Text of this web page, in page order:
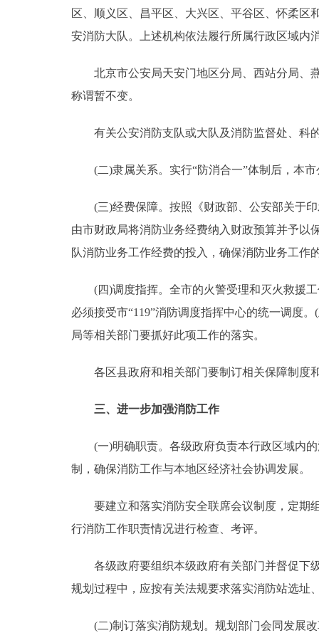
绿色北京
ESPAÑOL
区、顺义区、昌平区、大兴区、平谷区、怀柔
安消防大队。上述机构依法履行所属行政区域内
北京市公安局天安门地区分局、西站分局、燕
称谓暂不变。
有关公安消防支队或大队及消防监督处、科
(二)隶属关系。实行“防消合一”体制后，本市
(三)经费保障。按照《财政部、公安部关于印
由市财政局将消防业务经费纳入财政预算并予以
队消防业务工作经费的投入，确保消防业务工作
(四)调度指挥。全市的火警受理和灭火救援工
必须接受市“119”消防调度指挥中心的统一调度
局等相关部门要抓好此项工作的落实。
各区县政府和相关部门要制订相关保障制度和
三、进一步加强消防工作
(一)明确职责。各级政府负责本行政区域内的
制，确保消防工作与本地区经济社会协调发展。
要建立和落实消防安全联席会议制度，定期组
行消防工作职责情况进行检查、考评。
各级政府要组织本级政府有关部门并督促下级
规划过程中，应按有关法规要求落实消防站选址
(二)制订落实消防规划。规划部门会同发展改